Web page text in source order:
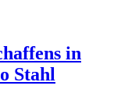
in
Stahl